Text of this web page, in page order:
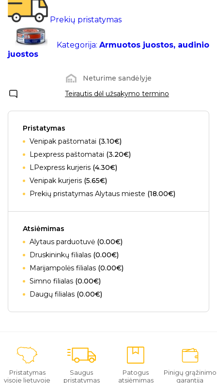
Prekių pristatymas
Kategorija: Armuotos juostos, audinio
juostos
Neturime sandėlyje
Teirautis dėl užsakymo termino
Pristatymas
Venipak paštomatai (3.10€)
Lpexpress paštomatai (3.20€)
LPexpress kurjeris (4.30€)
Venipak kurjeris (5.65€)
Prekių pristatymas Alytaus mieste (18.00€)
Atsiėmimas
Alytaus parduotuvė (0.00€)
Druskininkų filialas (0.00€)
Marijampolės filialas (0.00€)
Simno filialas (0.00€)
Daugų filialas (0.00€)
Pristatymas
visoje lietuvoje
Saugus
pristatymas
Patogus
atsiėmimas
Pinigų grąžinimo
garantija